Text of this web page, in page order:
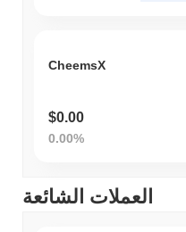
CheemsX
$0.00
0.00%
العملات الشائعة